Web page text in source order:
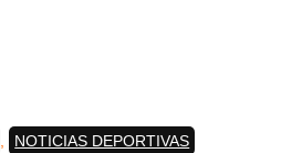
NOTICIAS DEPORTIVAS